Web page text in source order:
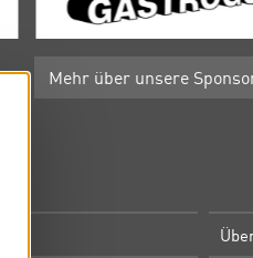
Mehr über unsere